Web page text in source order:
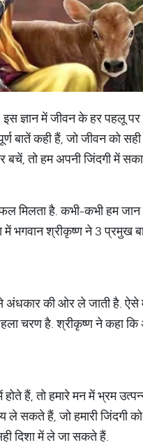
इस ज्ञान में जीवन के हर पहलू
बातें कही हैं, जो जीवन को
बचें, तो हम अपनी जिंदगी में
फल मिलता है. कभी-कभी हम
भगवान श्रीकृष्ण ने 3 प्रमुख
अंधकार की ओर ले जाती है.
चरण है. श्रीकृष्ण ने कहा
हैं, तो हमारे मन में भ्रम
ले सकते हैं, जो हमारी जिंदगी
दिशा में ले जा सकते हैं.